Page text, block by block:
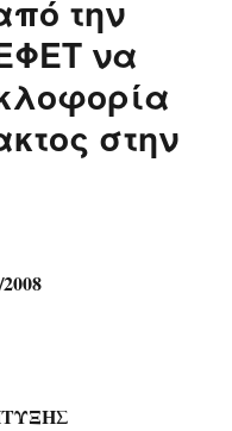
την
να
στην